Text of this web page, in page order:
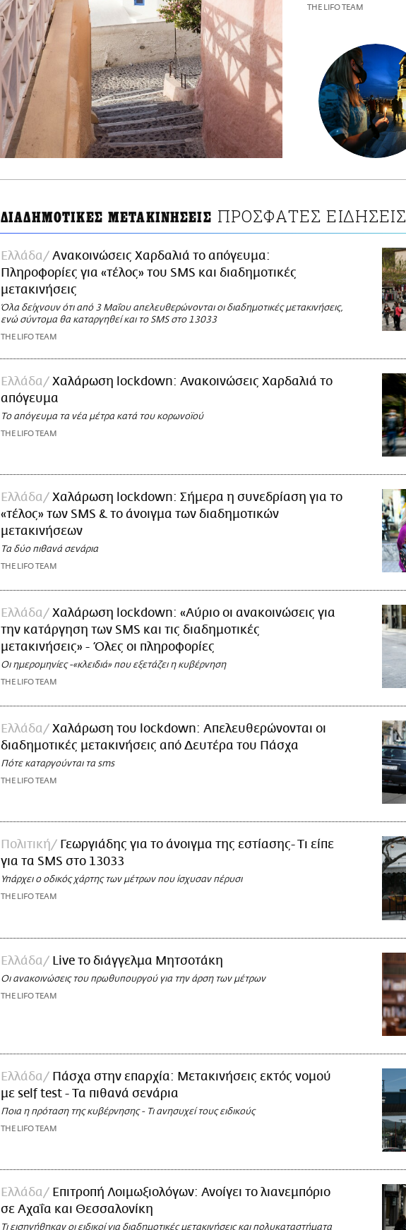
THE LIFO TEAM
ΔΙΑΔΗΜΟΤΙΚΕΣ ΜΕΤΑΚΙΝΗΣΕΙΣ ΠΡΟΣΦΑΤΕΣ ΕΙΔΗΣΕΙΣ
Ελλάδα
Aνακοινώσεις Χαρδαλιά το απόγευμα:
Πληροφορίες για «τέλος» του SMS και διαδημοτικές
μετακινήσεις
Όλα δείχνουν ότι από 3 Μαΐου απελευθερώνονται οι διαδημοτικές μετακινήσεις,
ενώ σύντομα θα καταργηθεί και το SMS στο 13033
THE LIFO TEAM
Ελλάδα
Χαλάρωση lockdown: Ανακοινώσεις Χαρδαλιά το
απόγευμα
Το απόγευμα τα νέα μέτρα κατά του κορωνοϊού
THE LIFO TEAM
Ελλάδα
Χαλάρωση lockdown: Σήμερα η συνεδρίαση για το
«τέλος» των SMS & το άνοιγμα των διαδημοτικών
μετακινήσεων
Τα δύο πιθανά σενάρια
THE LIFO TEAM
Ελλάδα
Χαλάρωση lockdown: «Αύριο οι ανακοινώσεις για
την κατάργηση των SMS και τις διαδημοτικές
μετακινήσεις» - Όλες οι πληροφορίες
Οι ημερομηνίες -«κλειδιά» που εξετάζει η κυβέρνηση
THE LIFO TEAM
Ελλάδα
Χαλάρωση του lockdown: Απελευθερώνονται οι
διαδημοτικές μετακινήσεις από Δευτέρα του Πάσχα
Πότε καταργούνται τα sms
THE LIFO TEAM
Πολιτική
Γεωργιάδης για το άνοιγμα της εστίασης- Τι είπε
για τα SMS στο 13033
Υπάρχει ο οδικός χάρτης των μέτρων που ίσχυσαν πέρυσι
THE LIFO TEAM
Ελλάδα Live το διάγγελμα Μητσοτάκη
Οι ανακοινώσεις του πρωθυπουργού για την άρση των μέτρων
THE LIFO TEAM
Ελλάδα
Πάσχα στην επαρχία: Μετακινήσεις εκτός νομού
με self test - Τα πιθανά σενάρια
Ποια η πρόταση της κυβέρνησης - Τι ανησυχεί τους ειδικούς
THE LIFO TEAM
Ελλάδα
Επιτροπή Λοιμωξιολόγων: Ανοίγει το λιανεμπόριο
σε Αχαΐα και Θεσσαλονίκη
Τι εισηγήθηκαν οι ειδικοί για διαδημοτικές μετακινήσεις και πολυκαταστήματα